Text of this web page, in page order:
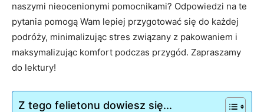
naszymi nieocenionymi pomocnikami? Odpowiedzi na te
pytania pomogą Wam lepiej przygotować się do każdej‌
podróży, minimalizując stres związany z pakowaniem i
maksymalizując komfort podczas ⁤przygód. Zapraszamy
do lektury!
Z tego felietonu dowiesz się...